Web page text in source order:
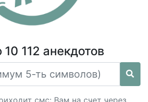
10 112 анекдотов
смс: Вам на счет через